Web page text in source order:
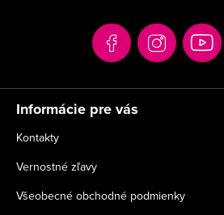
e
Informácie pre vás
Kontakty
Vernostné zľavy
Všeobecné obchodné podmienky